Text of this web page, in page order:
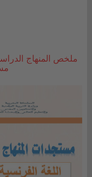
ملخص المنهاج